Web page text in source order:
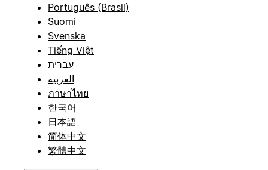
Português (Brasil)
Suomi
Svenska
Tiếng Việt
עברית
العربية
ภาษาไทย
한국어
日本語
简体中文
繁體中文